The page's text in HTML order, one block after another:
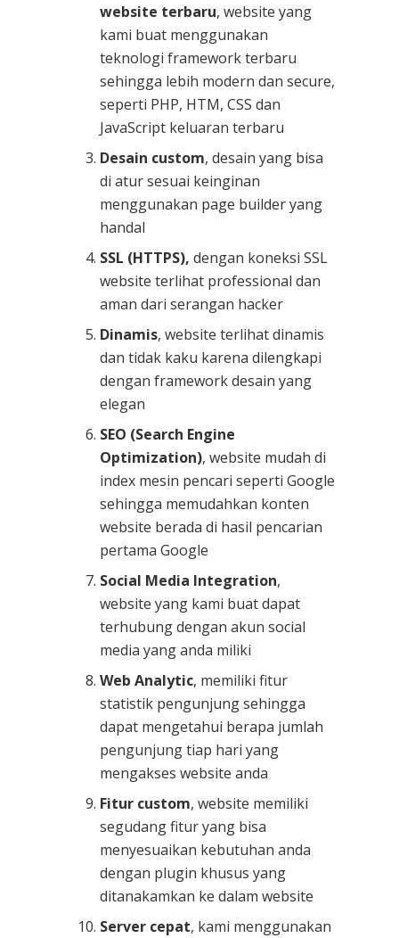
website terbaru, website yang
kami buat menggunakan
teknologi framework terbaru
sehingga lebih modern dan secure,
seperti PHP, HTM, CSS dan
JavaScript keluaran terbaru
Desain custom, desain yang bisa
di atur sesuai keinginan
menggunakan page builder yang
handal
SSL (HTTPS), dengan koneksi SSL
website terlihat professional dan
aman dari serangan hacker
Dinamis, website terlihat dinamis
dan tidak kaku karena dilengkapi
dengan framework desain yang
elegan
SEO (Search Engine
Optimization), website mudah di
index mesin pencari seperti Google
sehingga memudahkan konten
website berada di hasil pencarian
pertama Google
Social Media Integration,
website yang kami buat dapat
terhubung dengan akun social
media yang anda miliki
Web Analytic, memiliki fitur
statistik pengunjung sehingga
dapat mengetahui berapa jumlah
pengunjung tiap hari yang
mengakses website anda
Fitur custom, website memiliki
segudang fitur yang bisa
menyesuaikan kebutuhan anda
dengan plugin khusus yang
ditanakamkan ke dalam website
Server cepat, kami menggunakan